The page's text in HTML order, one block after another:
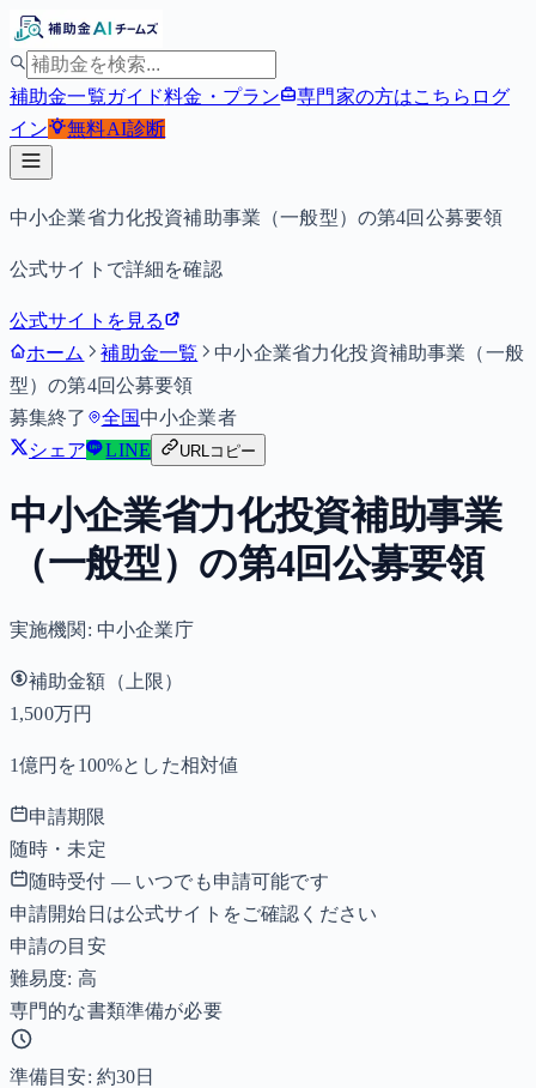
補助金一覧ガイド料金・プラン 専門家の方はこちら ログ
イン
無料AI診断
中小企業省力化投資補助事業（一般型）の第4回公募要領
公式サイトで詳細を確認
公式サイトを見る
ホーム
補助金一覧
中小企業省力化投資補助事業（一般
型）の第4回公募要領
募集終了
全国 中小企業者
シェア
LINE URLコピー
中小企業省力化投資補助事業
（一般型）の第4回公募要領
実施機関: 中小企業庁
補助金額（上限）
1,500万円
1億円を100%とした相対値
申請期限
随時・未定
随時受付 — いつでも申請可能です
申請開始日は公式サイトをご確認ください
申請の目安
難易度: 高
専門的な書類準備が必要
準備目安: 約30日